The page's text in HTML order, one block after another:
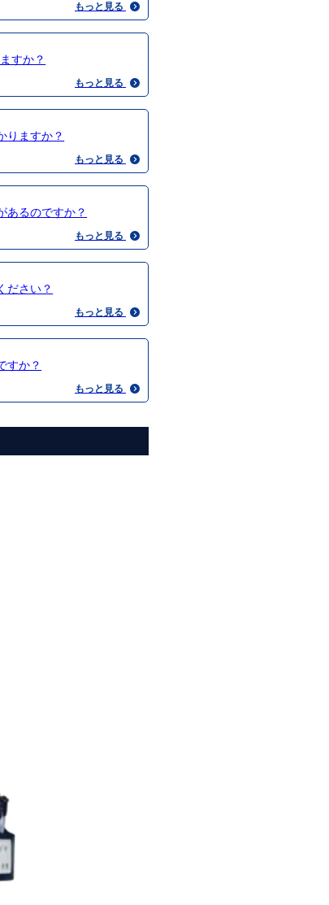
もっと見る
すか？
もっと見る
りますか？
もっと見る
あるのですか？
もっと見る
ださい？
もっと見る
すか？
もっと見る